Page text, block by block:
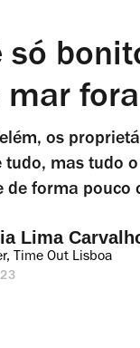
só
os
mas tudo
de forma pouco
Lima
Time Out Lisboa